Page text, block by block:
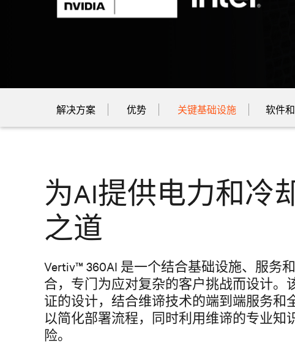
解决方案 优势 关键基础设施 软件
为AI提供电力和冷
之道
Vertiv™ 360AI 是一个结合基础设施、服务
合，专门为应对复杂的客户挑战而设计。
证的设计，结合维谛技术的端到端服务和
以简化部署流程，同时利用维谛的专业知
险。